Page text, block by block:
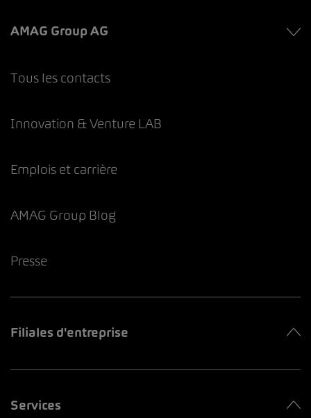
AMAG Group AG
Tous les contacts
Innovation & Venture LAB
Emplois et carrière
AMAG Group Blog
Presse
Filiales d'entreprise
Services